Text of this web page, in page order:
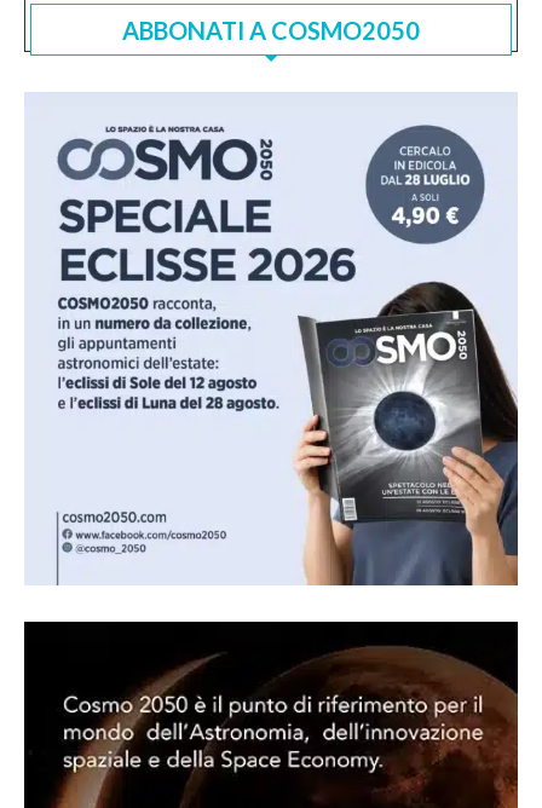
ABBONATI A COSMO2050